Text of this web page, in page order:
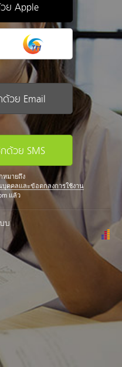
ย Apple
วย Email
ด้วย SMS
หมายถึง
คคลและข้อตกลงการใช้งาน
แล้ว
บ